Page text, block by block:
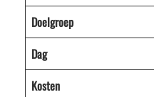
Doelgroep
Dag
Kosten